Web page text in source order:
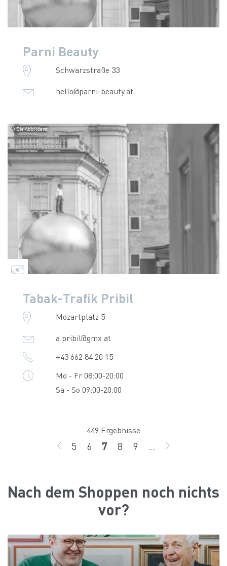
Parni Beauty
Schwarzstraße 33
hello@parni-beauty.at
© Die Abbilderei
Tabak-Trafik Pribil
Mozartplatz 5
a.pribil@gmx.at
+43 662 84 20 15
Mo - Fr 08:00-20:00
Sa - So 09:00-20:00
449 Ergebnisse
ZURÜCK
Seite
5 Seite
6 Seite
7 Seite
8 Seite
9 ... WEITER
Nach dem Shoppen noch nichts
vor?